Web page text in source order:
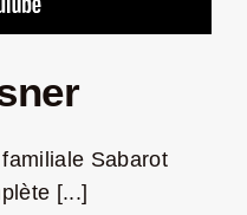
Sabarot
[...]